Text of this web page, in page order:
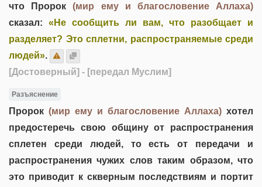
что Пророк(мир ему и благословение Аллаха)
сказал: «Не сообщить ли вам, что разобщает и
разделяет? Это сплетни, распространяемые среди
людей».
[Достоверный] - [передал Муслим]
Разъяснение
Пророк (мир ему и благословение Аллаха) хотел
предостеречь свою общину от распространения
сплетен среди людей, то есть от передачи и
распространения чужих слов таким образом, что
это приводит к скверным последствиям и портит